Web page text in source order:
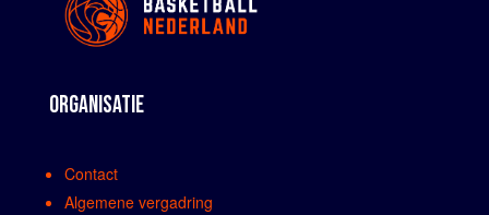
ORGANISATIE
Contact
Algemene vergadring